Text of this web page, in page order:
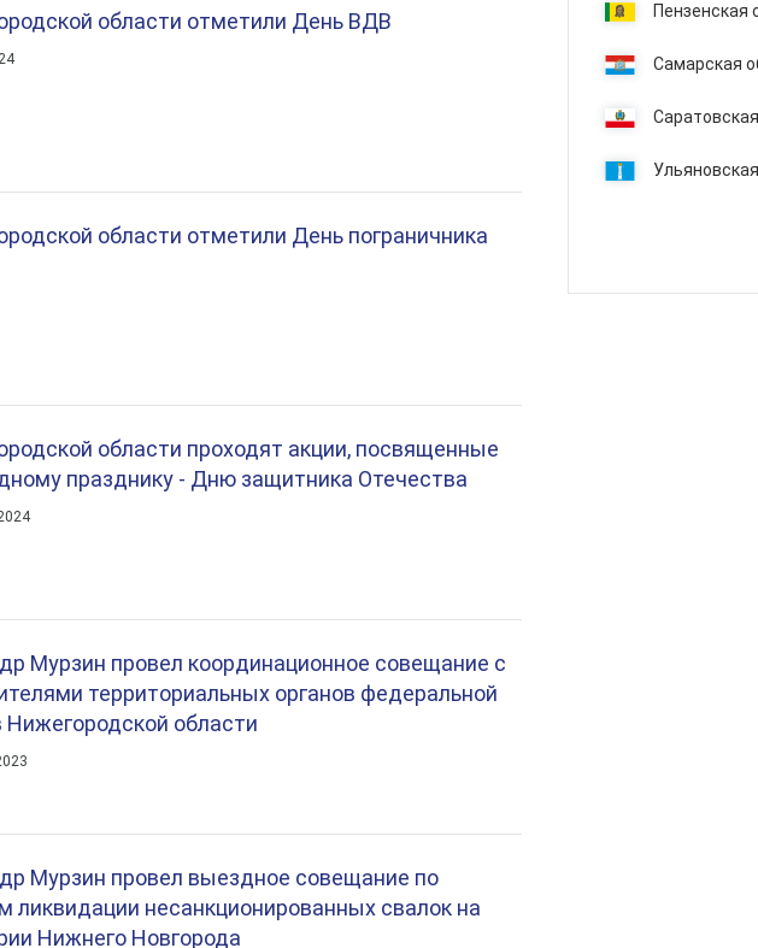
Пензенская
Самарская
области отметили День ВДВ
области отметили День пограничника
области проходят акции, посвященные
празднику - Дню защитника Отечества
Мурзин провел координационное совещание с
территориальных органов федеральной
Нижегородской области
Мурзин провел выездное совещание по
ликвидации несанкционированных свалок на
Нижнего Новгорода